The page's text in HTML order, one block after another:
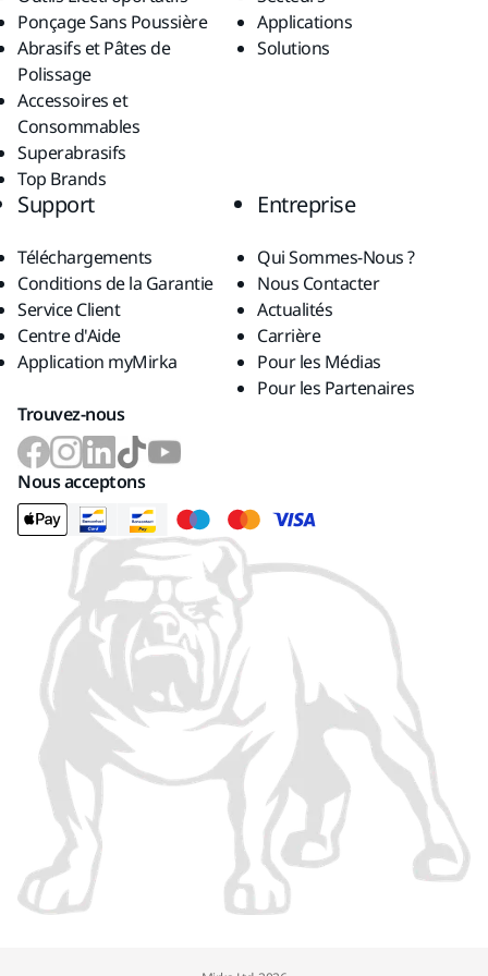
Ponçage Sans Poussière
Abrasifs et Pâtes de
Polissage
Accessoires et
Consommables
Superabrasifs
Top Brands
Applications
Solutions
Support
Téléchargements
Conditions de la Garantie
Service Client
Centre d'Aide
Application myMirka
Entreprise
Qui Sommes-Nous ?
Nous Contacter
Actualités
Carrière
Pour les Médias
Pour les Partenaires
Trouvez-nous
Nous acceptons